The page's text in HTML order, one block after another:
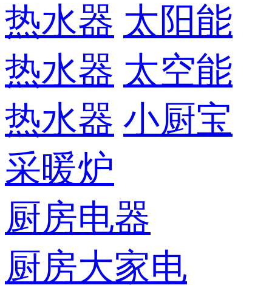
热水器 太阳能
热水器 太空能
热水器 小厨宝
采暖炉
厨房电器
厨房大家电